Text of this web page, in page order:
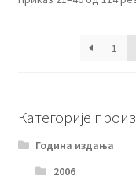
1
Категорије
Година издања
2006